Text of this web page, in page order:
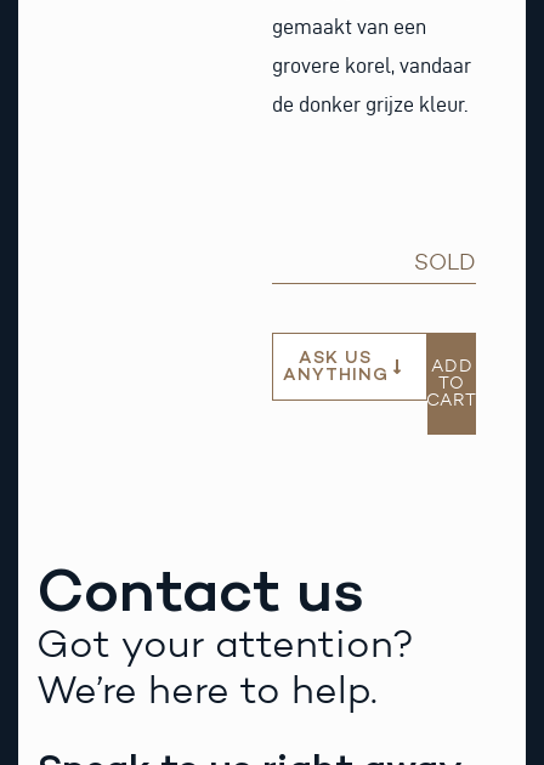
gemaakt van een
grovere korel, vandaar
de donker grijze kleur.
SOLD
ASK US
ANYTHING
ADD
TO
CART
Contact us
Got your attention?
We’re here to help.